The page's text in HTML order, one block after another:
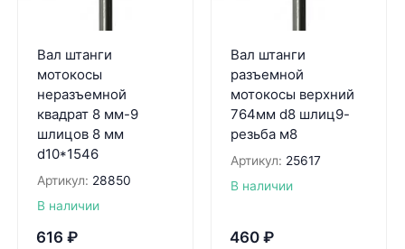
Вал штанги
мотокосы
неразъемной
квадрат 8 мм-9
шлицов 8 мм
d10*1546
Артикул: 28850
В наличии
616 ₽
Вал штанги
разъемной
мотокосы верхний
764мм d8 шлиц9-
резьба м8
Артикул: 25617
В наличии
460 ₽